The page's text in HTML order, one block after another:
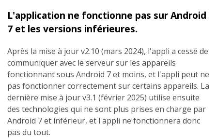
L'application ne fonctionne pas sur Android
7 et les versions inférieures.
Après la mise à jour v2.10 (mars 2024), l'appli a cessé de
communiquer avec le serveur sur les appareils
fonctionnant sous Android 7 et moins, et l'appli peut ne
pas fonctionner correctement sur certains appareils. La
dernière mise à jour v3.1 (février 2025) utilise ensuite
des technologies qui ne sont plus prises en charge par
Android 7 et inférieur, et l'appli ne fonctionnera donc
pas du tout.